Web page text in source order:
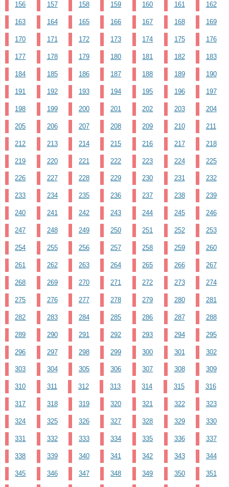
156 157 158 159 160 161 162
163 164 165 166 167 168 169
170 171 172 173 174 175 176
177 178 179 180 181 182 183
184 185 186 187 188 189 190
191 192 193 194 195 196 197
198 199 200 201 202 203 204
205 206 207 208 209 210 211
212 213 214 215 216 217 218
219 220 221 222 223 224 225
226 227 228 229 230 231 232
233 234 235 236 237 238 239
240 241 242 243 244 245 246
247 248 249 250 251 252 253
254 255 256 257 258 259 260
261 262 263 264 265 266 267
268 269 270 271 272 273 274
275 276 277 278 279 280 281
282 283 284 285 286 287 288
289 290 291 292 293 294 295
296 297 298 299 300 301 302
303 304 305 306 307 308 309
310 311 312 313 314 315 316
317 318 319 320 321 322 323
324 325 326 327 328 329 330
331 332 333 334 335 336 337
338 339 340 341 342 343 344
345 346 347 348 349 350 351